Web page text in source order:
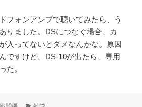
フォンアンプで聴いてみたら、う
りました。DSにつなぐ場合、カ
入ってないとダメなんかな。原因
ですけど、DS-10が出たら、専用
た。